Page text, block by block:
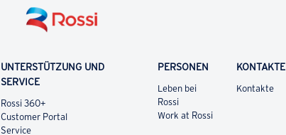
UNTERSTÜTZUNG UND
SERVICE
Rossi 360+
Customer Portal
Service
PERSONEN
Leben bei
Rossi
Work at Rossi
KONTAKTE
Kontakte